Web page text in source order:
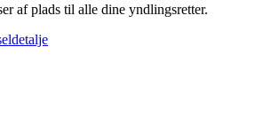
af plads til alle dine yndlingsretter.
detalje